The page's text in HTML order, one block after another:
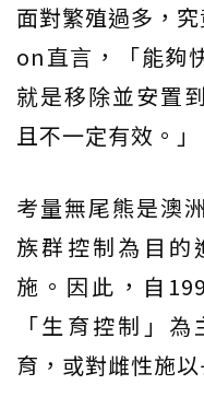
面對繁殖過多，
on直言，「能夠
就是移除並安置
且不一定有效。」
考量無尾熊是澳
族群控制為目的
施。因此，自
「生育控制」
育，或對雌性施